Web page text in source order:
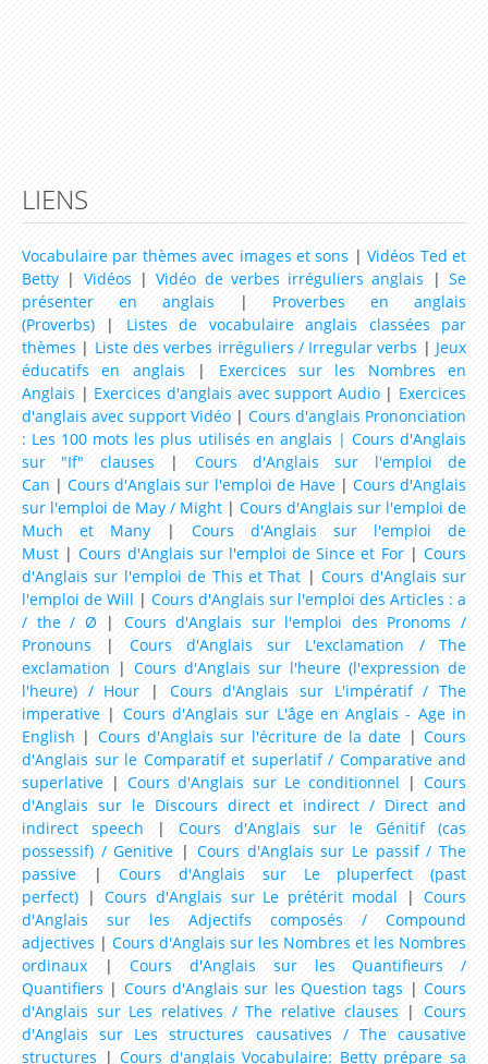
haven’t you ?
Vidéos
Vidéos Ted et Betty
Lire et écouter des livres en anglais (english talking
book)
Animations et Vidéos en Anglais
Chansons et Comptines pour apprendre l'anglais
Dessins animés pour apprendre l'anglais
Extraits de films, documentaires, discours pour
apprendre l'anglais
Karaoke version Anglaise
Conversations avec Ted et betty
Jeux / Coloriage
Coloriage en ligne
Coloriage à imprimer
Jeux
Jeux de Mots
Jeux de Mots Mêlés
Jeux du Pendu
Jeux de Mots Croisés
Jeux de Mémoire
Ressources par niveau
LIENS
Vocabulaire par thèmes avec images et sons |Vidéos Ted et
Betty | Vidéos |Vidéo de verbes irréguliers anglais |Se
présenter en anglais | Proverbes en anglais
(Proverbs) | Listes de vocabulaire anglais classées par
thèmes | Liste des verbes irréguliers / Irregular verbs | Jeux
éducatifs en anglais | Exercices sur les Nombres en
Anglais | Exercices d'anglais avec support Audio| Exercices
d'anglais avec support Vidéo | Cours d'anglais Prononciation
: Les 100 mots les plus utilisés en anglais | Cours d'Anglais
sur "If" clauses | Cours d'Anglais sur l'emploi de
Can |Cours d'Anglais sur l'emploi de Have| Cours d'Anglais
sur l'emploi de May / Might | Cours d'Anglais sur l'emploi de
Much et Many | Cours d'Anglais sur l'emploi de
Must |Cours d'Anglais sur l'emploi de Since et For|Cours
d'Anglais sur l'emploi de This et That |Cours d'Anglais sur
l'emploi de Will | Cours d'Anglais sur l'emploi des Articles : a
/ the / Ø | Cours d'Anglais sur l'emploi des Pronoms /
Pronouns | Cours d'Anglais sur L'exclamation / The
exclamation | Cours d'Anglais sur l'heure (l'expression de
l'heure) / Hour | Cours d'Anglais sur L'impératif / The
imperative | Cours d'Anglais sur L'âge en Anglais - Age in
English | Cours d'Anglais sur l'écriture de la date |Cours
d'Anglais sur le Comparatif et superlatif / Comparative and
superlative |Cours d'Anglais sur Le conditionnel | Cours
d'Anglais sur le Discours direct et indirect / Direct and
indirect speech | Cours d'Anglais sur le Génitif (cas
possessif) / Genitive | Cours d'Anglais sur Le passif / The
passive |Cours d'Anglais sur Le pluperfect (past
perfect) | Cours d'Anglais sur Le prétérit modal |Cours
d'Anglais sur les Adjectifs composés / Compound
adjectives | Cours d'Anglais sur les Nombres et les Nombres
ordinaux |Cours d'Anglais sur les Quantifieurs /
Quantifiers | Cours d'Anglais sur les Question tags |Cours
d'Anglais sur Les relatives / The relative clauses |Cours
d'Anglais sur Les structures causatives / The causative
structures |Cours d'anglais Vocabulaire: Betty prépare sa